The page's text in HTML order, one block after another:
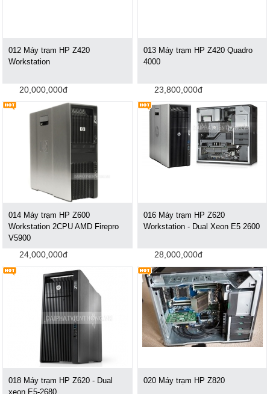
012 Máy trạm HP Z420
Workstation
20,000,000đ
013 Máy trạm HP Z420 Quadro
4000
23,800,000đ
014 Máy trạm HP Z600
Workstation 2CPU AMD Firepro
V5900
24,000,000đ
016 Máy trạm HP Z620
Workstation - Dual Xeon E5 2600
28,000,000đ
018 Máy trạm HP Z620 - Dual
xeon E5-2680
020 Máy trạm HP Z820